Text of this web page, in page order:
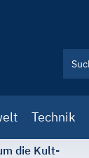
Technik
die Kult-